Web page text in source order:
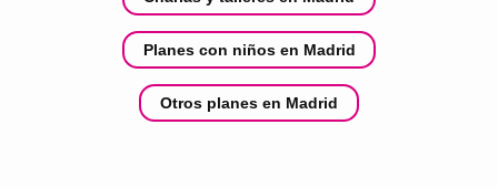
Planes con niños en Madrid
Otros planes en Madrid